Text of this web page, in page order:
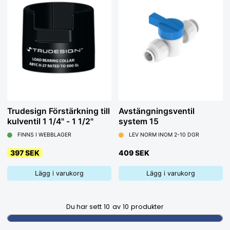
Trudesign Förstärkning till
kulventil 1 1/4" - 1 1/2"
FINNS I WEBBLAGER
397 SEK
Lägg i varukorg
Avstängningsventil
system 15
LEV NORM INOM 2-10 DGR
409 SEK
Lägg i varukorg
Du har sett 10 av 10 produkter